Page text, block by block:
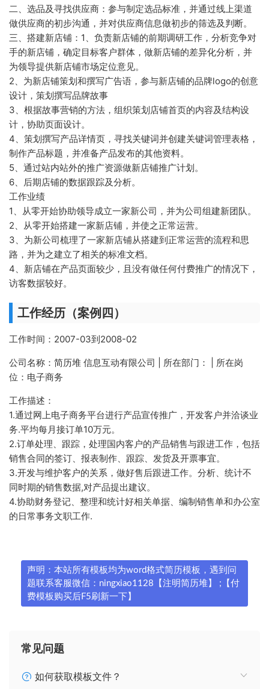
二、选品及寻找供应商：参与制定选品标准，并通过线上渠道
做供应商的初步沟通，并对供应商信息做初步的筛选及判断。
三、搭建新店铺：1、负责新店铺的前期调研工作，分析竞争对
手的新店铺，确定目标客户群体，做新店铺的差异化分析，并
为领导提供新店铺市场定位意见。
2、为新店铺策划和撰写广告语，参与新店铺的品牌logo的创意
设计，策划撰写品牌故事
3、根据故事营销的方法，组织策划店铺首页的内容及结构设
计，协助页面设计。
4、策划撰写产品详情页，寻找关键词并创建关键词管理表格，
制作产品标题，并准备产品发布的其他资料。
5、通过站内站外的推广资源做新店铺推广计划。
6、后期店铺的数据跟踪及分析。
工作业绩
1、从零开始协助领导成立一家新公司，并为公司组建新团队。
2、从零开始搭建一家新店铺，并使之正常运营。
3、为新公司梳理了一家新店铺从搭建到正常运营的流程和思
路，并为之建立了相关的标准文档。
4、新店铺在产品页面较少，且没有做任何付费推广的情况下，
访客数据较好。
工作经历（案例四）
工作时间：2007-03到2008-02
公司名称：简历堆 信息互动有限公司 | 所在部门： | 所在岗
位：电子商务
工作描述：
1.通过网上电子商务平台进行产品宣传推广，开发客户并洽谈业
务.平均每月接订单10万元。
2.订单处理、跟踪，处理国内客户的产品销售与跟进工作，包括
销售合同的签订、报表制作、跟踪、发货及开票事宜。
3.开发与维护客户的关系，做好售后跟进工作。分析、统计不
同时期的销售数据,对产品提出建议。
4.协助财务登记、整理和统计好相关单据、编制销售单和办公室
的日常事务文职工作.
声明：本站所有模板均为word格式简历模板，遇到问
题联系客服微信：ningxiao1128【注明简历堆】 ;【付
费模板购买后F5刷新一下】
常见问题
如何获取模板文件？